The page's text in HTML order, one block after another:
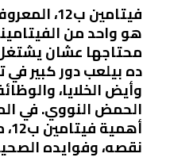
فيتامين
هو واحد من
محتاجها عشان
ده بيلعب دور كبير في
وأيض الخلايا،
الحمض النووي. في
نقصه، وفوايده